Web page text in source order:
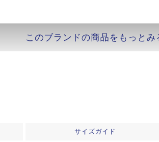
このブランドの商品をもっとみ
サイズガイド